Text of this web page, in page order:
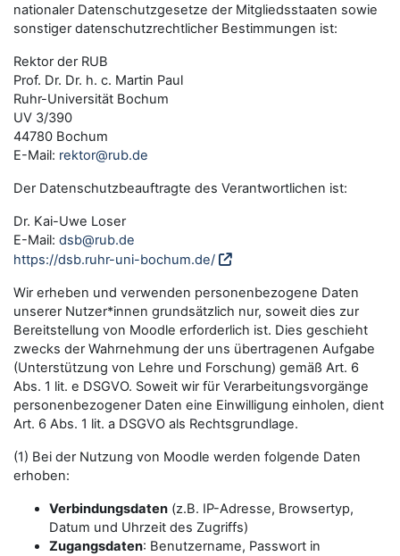
nationaler Datenschutzgesetze der Mitgliedsstaaten sowie
sonstiger datenschutzrechtlicher Bestimmungen ist:
Rektor der RUB
Prof. Dr. Dr. h. c. Martin Paul
Ruhr-Universität Bochum
UV 3/390
44780 Bochum
E-Mail: rektor@rub.de
Der Datenschutzbeauftragte des Verantwortlichen ist:
Dr. Kai-Uwe Loser
E-Mail: dsb@rub.de
https://dsb.ruhr-uni-bochum.de/
Wir erheben und verwenden personenbezogene Daten
unserer Nutzer*innen grundsätzlich nur, soweit dies zur
Bereitstellung von Moodle erforderlich ist. Dies geschieht
zwecks der Wahrnehmung der uns übertragenen Aufgabe
(Unterstützung von Lehre und Forschung) gemäß Art. 6
Abs. 1 lit. e DSGVO. Soweit wir für Verarbeitungsvorgänge
personenbezogener Daten eine Einwilligung einholen, dient
Art. 6 Abs. 1 lit. a DSGVO als Rechtsgrundlage.
(1) Bei der Nutzung von Moodle werden folgende Daten
erhoben:
Verbindungsdaten (z.B. IP-Adresse, Browsertyp,
Datum und Uhrzeit des Zugriffs)
Zugangsdaten: Benutzername, Passwort in